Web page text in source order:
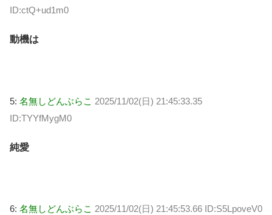
ID:ctQ+ud1m0
動機は
5: 名無しどんぶらこ 2025/11/02(日) 21:45:33.35
ID:TYYfMygM0
純愛
6: 名無しどんぶらこ 2025/11/02(日) 21:45:53.66 ID:S5LpoveV0